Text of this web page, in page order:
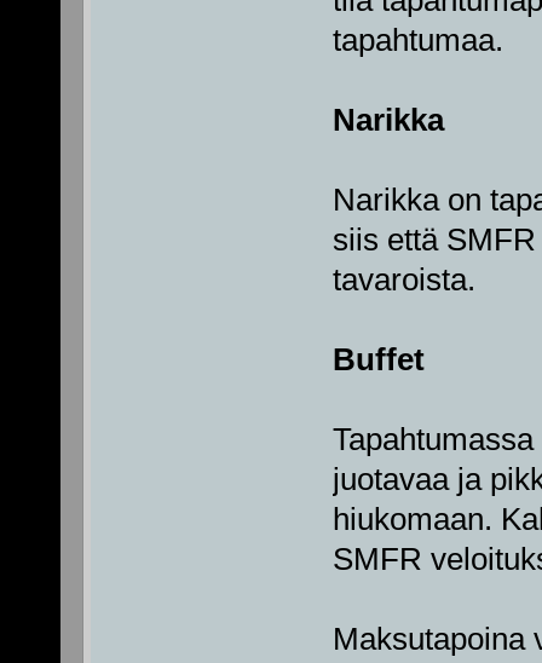
tapahtumaa.
Narikka
Narikka on
siis että
tavaroista.
Buffet
juotavaa ja
hiukomaan.
SMFR
Maksutapoina